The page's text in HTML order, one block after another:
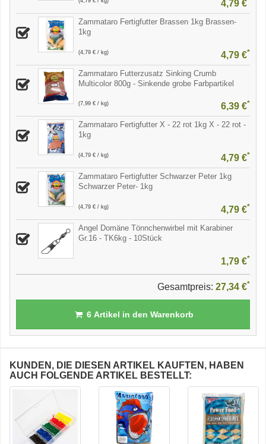
4,79 €
Zammataro Fertigfutter Brassen 1kg Brassen-
1kg
(4,79 € / kg) 4,79 €*
Zammataro Futterzusatz Sinking Crumb
Multicolor 800g - Sinkende grobe Farbpartikel
(7,99 € / kg) 6,39 €*
Zammataro Fertigfutter X - 22 rot 1kg X - 22 rot -
1kg
(4,79 € / kg) 4,79 €*
Zammataro Fertigfutter Schwarzer Peter 1kg
Schwarzer Peter- 1kg
(4,79 € / kg) 4,79 €*
Angel Domäne Tönnchenwirbel mit Karabiner
Gr.16 - TK6kg - 10Stück
1,79 €*
Gesamtpreis: 27,34 €*
6Artikel in den Warenkorb
KUNDEN, DIE DIESEN ARTIKEL KAUFTEN, HABEN
AUCH FOLGENDE ARTIKEL BESTELLT: